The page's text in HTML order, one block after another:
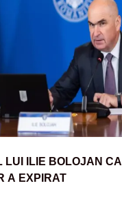
LUI ILIE BOLOJAN CA
A EXPIRAT